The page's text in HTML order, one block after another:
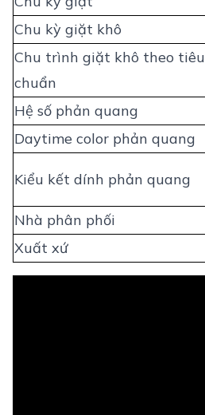
Chu kỳ giặt khô
Chu trình giặt khô theo tiêu
chuẩn
Hệ số phản quang
Daytime color phản quang
Kiểu kết dính phản quang
Nhà phân phối
Xuất xứ